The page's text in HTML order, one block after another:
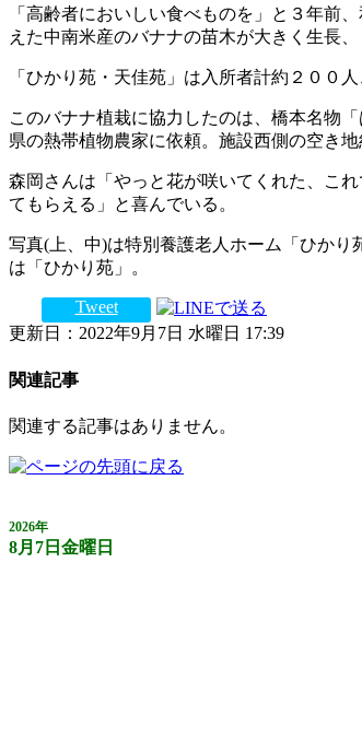
「高齢者においしい食べものを」と３年前
えた中南米産のバナナの苗木が大きく生長
「ひかり苑・天佳苑」は入所者計約２００
このバナナ植栽に協力したのは、橋本名物
県の熱帯植物農家に依頼。施設西側の空き
森岡さんは「やっと花が咲いてくれた、こ
てもらえる」と喜んでいる。
写真(上、中)は特別養護老人ホーム「ひか
は「ひかり苑」。
Tweet
更新日：2022年9月7日 水曜日 17:39
関連記事
関連する記事はありません。
2026年
8月7日金曜日